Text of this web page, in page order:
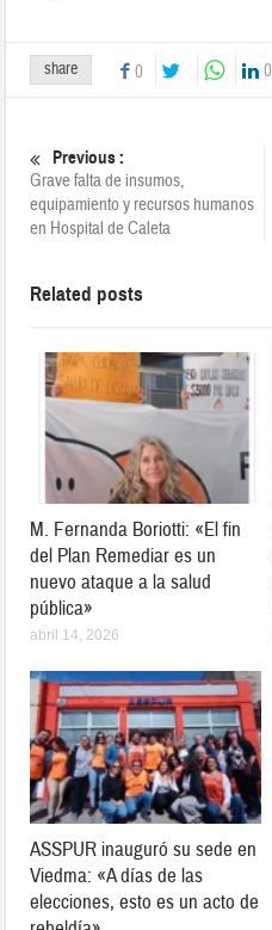
share 0 0
Previous :
Grave falta de insumos,
equipamiento y recursos humanos
en Hospital de Caleta
Related posts
M. Fernanda Boriotti: «El fin
del Plan Remediar es un
nuevo ataque a la salud
pública»
abril 14, 2026
ASSPUR inauguró su sede en
Viedma: «A días de las
elecciones, esto es un acto de